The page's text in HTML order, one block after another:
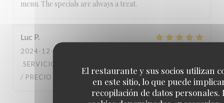
El restaurante y sus socios utilizan
en este sitio, lo que puede
recopilación de datos personales.
menu. The specials are always a treat.
Luc P
2024-12-06
SERVICIO
/ PRECIO